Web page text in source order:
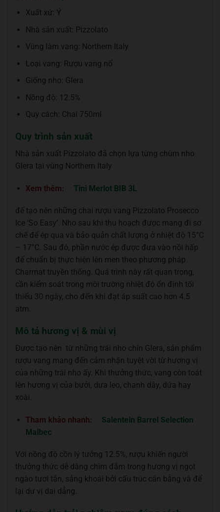
Xuất xứ: Ý
Nhà sản xuất: Pizzolato
Vùng làm vang: Northern Italy
Loại vang: Rượu vang nổ
Giống nho: Glera
Nồng độ: 12.5%
Quy cách: Chai 750ml
Quy trình sản xuất
Nhà sản xuất Pizzolato đã chọn lựa từng chùm nho
Glera tại vùng Northern Italy
Xem thêm: Tini Merlot BIB 3L
để tạo nên những chai rượu vang Pizzolato Prosecco
Ice ‘So Easy’. Nho sau khi thu hoạch được mang đi sơ
chế để ép qua và bảo quản chất lượng ở nhiệt độ 15°C
– 17°C. Sau đó, phần nước ép được đưa vào nồi hấp
để chuẩn bị thực hiện lên men theo phương pháp
Charmat truyền thống. Quá trình này rất quan trọng,
cần kiểm soát trong môi trường nhiệt độ ổn định tối
thiểu 30 ngày, cho đến khi đạt áp suất cao hơn 4.5
atm.
Mô tả hương vị & mùi vị
Được tạo nên từ những trái nho chín Glera, sản phẩm
rượu vang mang đến cảm nhận tuyệt vời từ hương vị
của những trái nho ấy. Khi thưởng thức, vang còn toát
lên hương vị của bưởi, dưa leo, chanh dây, dứa hay
xoài.
Tham khảo nhanh:
Salentein Barrel Selection
Malbec
Với nồng độ cồn lý tưởng 12.5%, rượu khiến người
thưởng thức dễ dàng chìm đắm trong hương vị ngọt
ngào tươi tắn, sảng khoái bởi cấu trúc cân bằng và để
lại dư vị dai dẳng.